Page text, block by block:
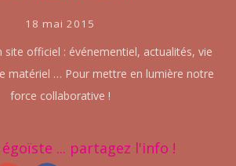
18 mai 2015
site officiel : événementiel, actualités, vie
matériel … Pour mettre en lumière notre
force collaborative !
égoïste ... partagez l'info !